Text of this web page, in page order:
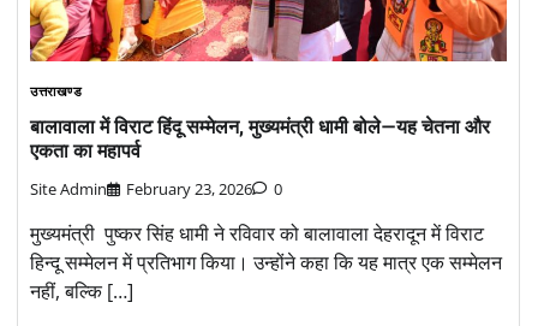
उत्तराखण्ड
बालावाला में विराट हिंदू सम्मेलन, मुख्यमंत्री धामी बोले—यह चेतना और
एकता का महापर्व
Site Admin February 23, 2026 0
मुख्यमंत्री पुष्कर सिंह धामी ने रविवार को बालावाला देहरादून में विराट
हिन्दू सम्मेलन में प्रतिभाग किया। उन्होंने कहा कि यह मात्र एक सम्मेलन
नहीं, बल्कि […]